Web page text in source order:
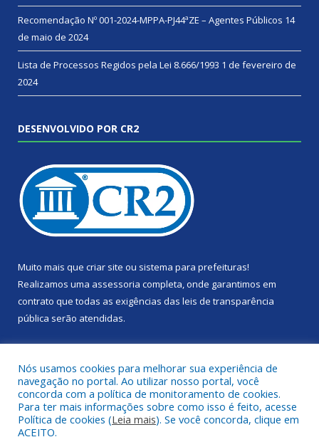
Recomendação Nº 001-2024-MPPA-PJ44ªZE – Agentes Públicos 14
de maio de 2024
Lista de Processos Regidos pela Lei 8.666/1993 1 de fevereiro de
2024
DESENVOLVIDO POR CR2
Muito mais que criar site ou sistema para prefeituras!
Realizamos uma assessoria completa, onde garantimos em
contrato que todas as exigências das leis de transparência
pública serão atendidas.
Todos os direitos reservados a Câmara Municipal de Portel.
Nós usamos cookies para melhorar sua experiência de
navegação no portal. Ao utilizar nosso portal, você
concorda com a política de monitoramento de cookies.
Para ter mais informações sobre como isso é feito, acesse
Política de cookies (Leia mais). Se você concorda, clique em
ACEITO.